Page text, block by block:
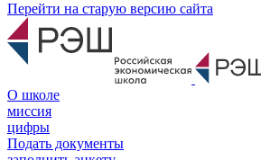
Перейти на старую версию сайта
О школе
миссия
цифры
Подать документы